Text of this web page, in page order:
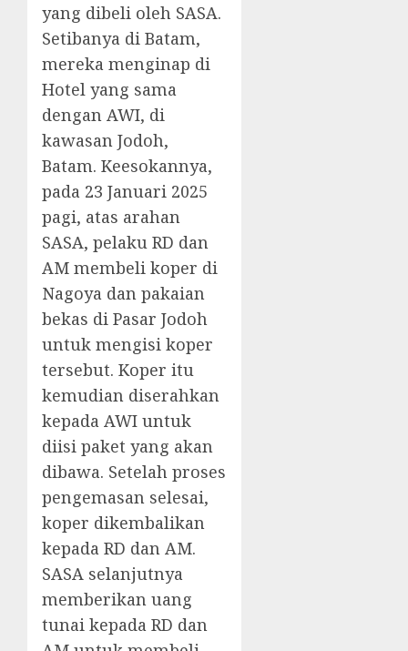
yang dibeli oleh SASA.
Setibanya di Batam,
mereka menginap di
Hotel yang sama
dengan AWI, di
kawasan Jodoh,
Batam. Keesokannya,
pada 23 Januari 2025
pagi, atas arahan
SASA, pelaku RD dan
AM membeli koper di
Nagoya dan pakaian
bekas di Pasar Jodoh
untuk mengisi koper
tersebut. Koper itu
kemudian diserahkan
kepada AWI untuk
diisi paket yang akan
dibawa. Setelah proses
pengemasan selesai,
koper dikembalikan
kepada RD dan AM.
SASA selanjutnya
memberikan uang
tunai kepada RD dan